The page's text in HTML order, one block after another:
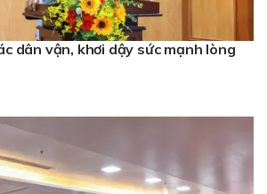
dân vận, khơi dậy sức mạnh lòng